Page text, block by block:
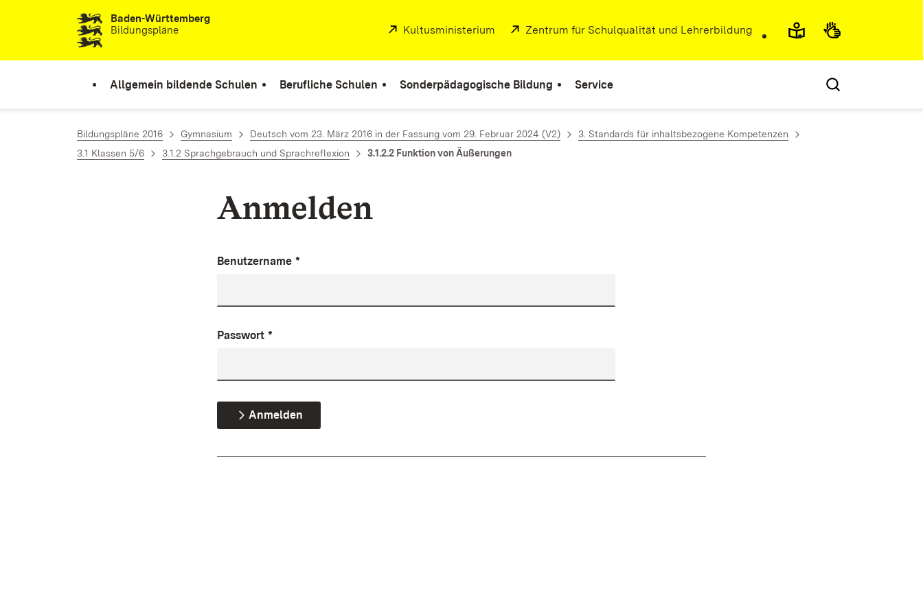
Zum Inhalt springenBaden-Württemberg
Bildungspläne
Extern:
Kultusministerium (Öffnet in neuem Fenster)
Extern:
Zentrum für Schulqualität und Lehrerbildung
Allgemein bildende Schulen Berufliche Schulen Sonderpädagogische Bildung Service
Bildungspläne 2016 Gymnasium Deutsch vom 23. März 2016 in der Fassung vom 29. Februar 2024 (V2)
3. Standards für inhaltsbezogene Kompetenzen
3.1 Klassen 5/6
3.1.2 Sprachgebrauch und Sprachreflexion 3.1.2.2 Funktion von Äußerungen
Anmelden
Benutzername *
Passwort *
Anmelden